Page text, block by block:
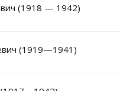
(1918 — 1942)
(1919—1941)